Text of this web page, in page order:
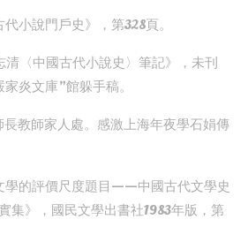
小說門戶史》，第328頁。
〈中國古代小說史〉筆記》，未刊
炎文庫”館躲手稿。
長教師家人處。感激上海年夜學石娟傳
學的評價尺度題目——中國古代文學史
集》，國民文學出書社1983年版，第